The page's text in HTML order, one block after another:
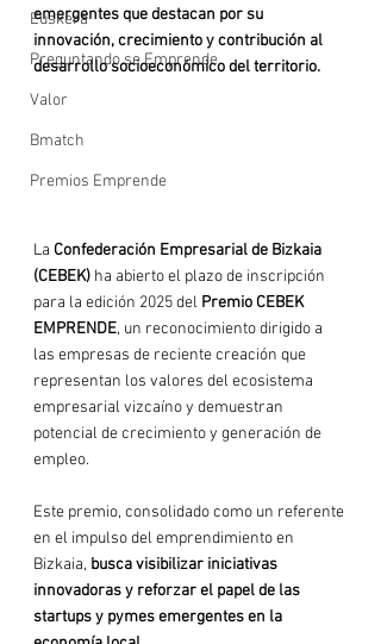
Euskera
Preguntando se Emprende
Valor
Bmatch
Premios Emprende
emergentes que destacan por su
innovación, crecimiento y contribución al
desarrollo socioeconómico del territorio.
La Confederación Empresarial de Bizkaia
(CEBEK) ha abierto el plazo de inscripción
para la edición 2025 del Premio CEBEK
EMPRENDE, un reconocimiento dirigido a
las empresas de reciente creación que
representan los valores del ecosistema
empresarial vizcaíno y demuestran
potencial de crecimiento y generación de
empleo.
Este premio, consolidado como un referente
en el impulso del emprendimiento en
Bizkaia, busca visibilizar iniciativas
innovadoras y reforzar el papel de las
startups y pymes emergentes en la